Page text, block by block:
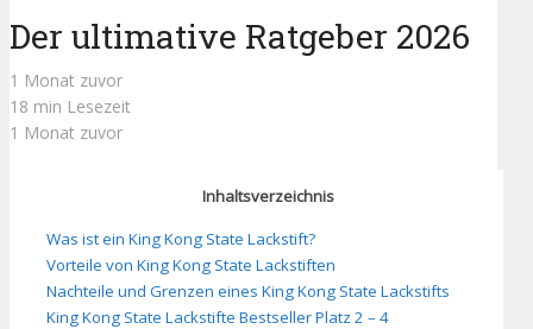
Der ultimative Ratgeber 2026
1 Monat zuvor
18 min Lesezeit
1 Monat zuvor
Inhaltsverzeichnis
Was ist ein King Kong State Lackstift?
Vorteile von King Kong State Lackstiften
Nachteile und Grenzen eines King Kong State Lackstifts
King Kong State Lackstifte Bestseller Platz 2 – 4